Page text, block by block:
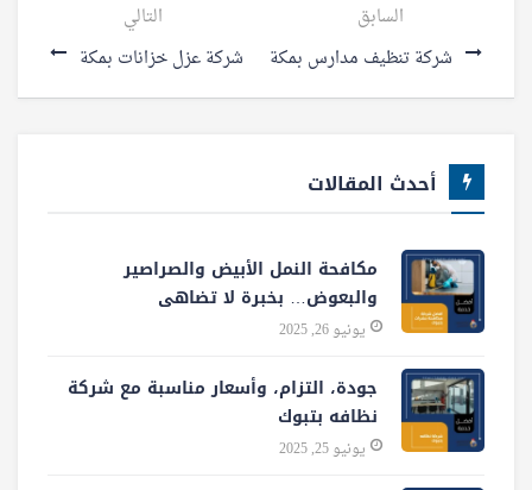
السابق
شركة تنظيف مدارس بمكة
التالي
شركة عزل خزانات بمكة
أحدث المقالات
مكافحة النمل الأبيض والصراصير
والبعوض… بخبرة لا تضاهى
يونيو 26, 2025
جودة، التزام، وأسعار مناسبة مع شركة
نظافه بتبوك
يونيو 25, 2025